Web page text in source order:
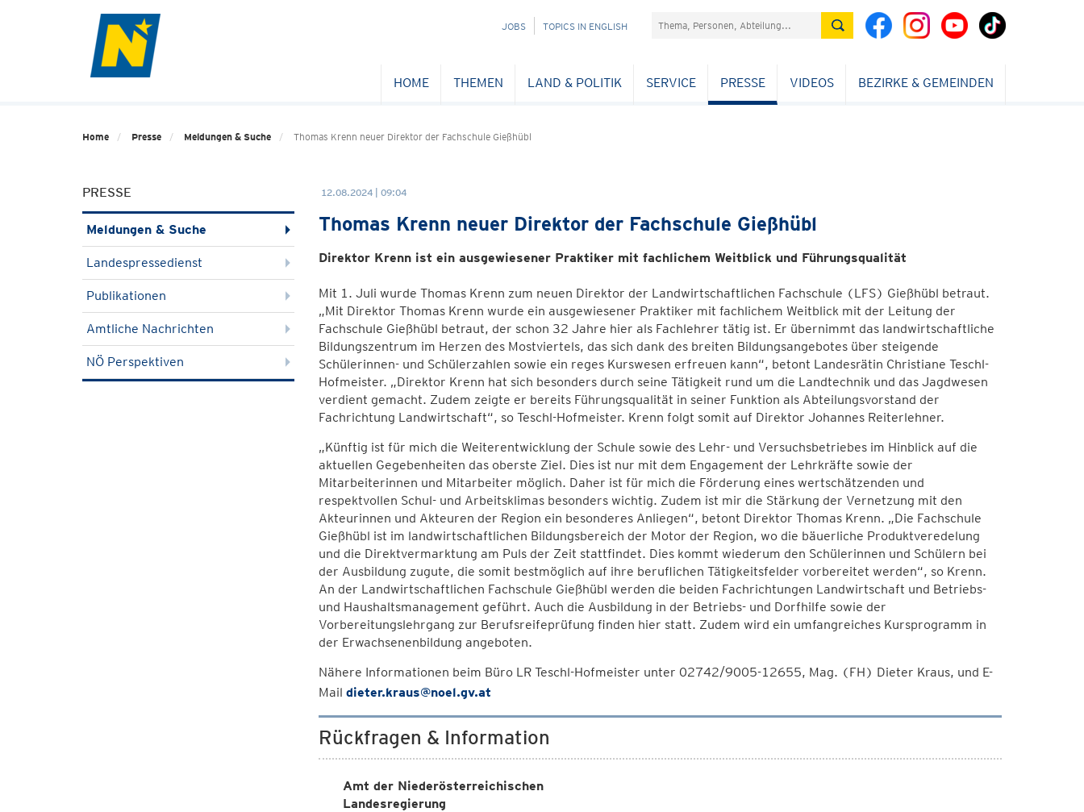
NAVIGATION
JOBS TOPICS IN ENGLISH Suchefeld
HOME THEMEN LAND & POLITIK SERVICE PRESSE VIDEOS BEZIRKE & GEMEINDEN
Home Presse Meldungen & Suche Thomas Krenn neuer Direktor der Fachschule Gießhübl
PRESSE
Meldungen & Suche
Landespressedienst
Publikationen
Amtliche Nachrichten
NÖ Perspektiven
12.08.2024 | 09:04
Thomas Krenn neuer Direktor der Fachschule Gießhübl
Direktor Krenn ist ein ausgewiesener Praktiker mit fachlichem Weitblick und Führungsqualität
Mit 1. Juli wurde Thomas Krenn zum neuen Direktor der Landwirtschaftlichen Fachschule (LFS) Gießhübl betraut.
„Mit Direktor Thomas Krenn wurde ein ausgewiesener Praktiker mit fachlichem Weitblick mit der Leitung der
Fachschule Gießhübl betraut, der schon 32 Jahre hier als Fachlehrer tätig ist. Er übernimmt das landwirtschaftliche
Bildungszentrum im Herzen des Mostviertels, das sich dank des breiten Bildungsangebotes über steigende
Schülerinnen- und Schülerzahlen sowie ein reges Kurswesen erfreuen kann“, betont Landesrätin Christiane Teschl-
Hofmeister. „Direktor Krenn hat sich besonders durch seine Tätigkeit rund um die Landtechnik und das Jagdwesen
verdient gemacht. Zudem zeigte er bereits Führungsqualität in seiner Funktion als Abteilungsvorstand der
Fachrichtung Landwirtschaft“, so Teschl-Hofmeister. Krenn folgt somit auf Direktor Johannes Reiterlehner.
„Künftig ist für mich die Weiterentwicklung der Schule sowie des Lehr- und Versuchsbetriebes im Hinblick auf die
aktuellen Gegebenheiten das oberste Ziel. Dies ist nur mit dem Engagement der Lehrkräfte sowie der
Mitarbeiterinnen und Mitarbeiter möglich. Daher ist für mich die Förderung eines wertschätzenden und
respektvollen Schul- und Arbeitsklimas besonders wichtig. Zudem ist mir die Stärkung der Vernetzung mit den
Akteurinnen und Akteuren der Region ein besonderes Anliegen“, betont Direktor Thomas Krenn. „Die Fachschule
Gießhübl ist im landwirtschaftlichen Bildungsbereich der Motor der Region, wo die bäuerliche Produktveredelung
und die Direktvermarktung am Puls der Zeit stattfindet. Dies kommt wiederum den Schülerinnen und Schülern bei
der Ausbildung zugute, die somit bestmöglich auf ihre beruflichen Tätigkeitsfelder vorbereitet werden“, so Krenn.
An der Landwirtschaftlichen Fachschule Gießhübl werden die beiden Fachrichtungen Landwirtschaft und Betriebs-
und Haushaltsmanagement geführt. Auch die Ausbildung in der Betriebs- und Dorfhilfe sowie der
Vorbereitungslehrgang zur Berufsreifeprüfung finden hier statt. Zudem wird ein umfangreiches Kursprogramm in
der Erwachsenenbildung angeboten.
Nähere Informationen beim Büro LR Teschl-Hofmeister unter 02742/9005-12655, Mag. (FH) Dieter Kraus, und E-
Mail dieter.kraus@noel.gv.at
Rückfragen & Information
Amt der Niederösterreichischen
Landesregierung